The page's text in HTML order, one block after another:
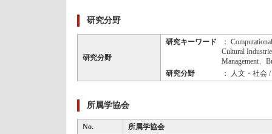
研究分野
研究分野
研究キーワード
：
Cultural
Management、
研究分野
： 人文・社会
所属学協会
No.
所属学協会